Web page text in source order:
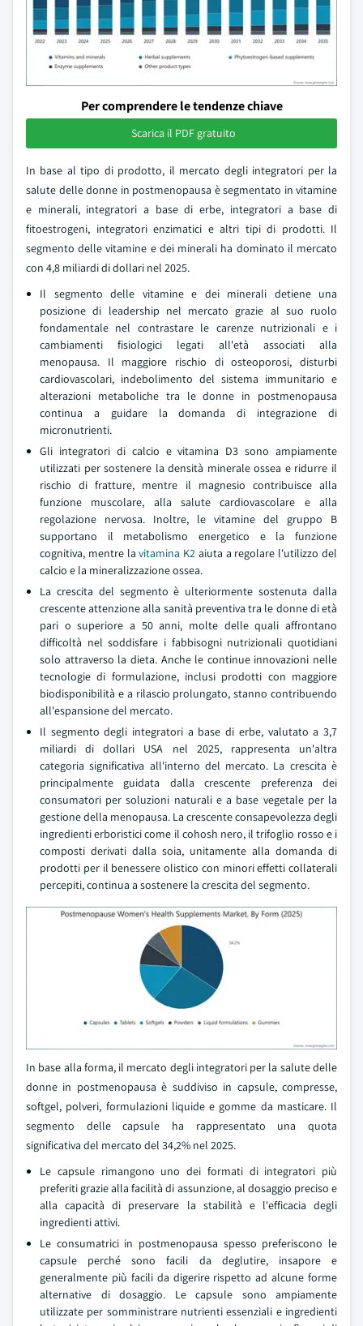
Per comprendere le tendenze chiave
Scarica il PDF gratuito
In base al tipo di prodotto, il mercato degli integratori per la
salute delle donne in postmenopausa è segmentato in vitamine
e minerali, integratori a base di erbe, integratori a base di
fitoestrogeni, integratori enzimatici e altri tipi di prodotti. Il
segmento delle vitamine e dei minerali ha dominato il mercato
con 4,8 miliardi di dollari nel 2025.
Il segmento delle vitamine e dei minerali detiene una
posizione di leadership nel mercato grazie al suo ruolo
fondamentale nel contrastare le carenze nutrizionali e i
cambiamenti fisiologici legati all'età associati alla
menopausa. Il maggiore rischio di osteoporosi, disturbi
cardiovascolari, indebolimento del sistema immunitario e
alterazioni metaboliche tra le donne in postmenopausa
continua a guidare la domanda di integrazione di
micronutrienti.
Gli integratori di calcio e vitamina D3 sono ampiamente
utilizzati per sostenere la densità minerale ossea e ridurre il
rischio di fratture, mentre il magnesio contribuisce alla
funzione muscolare, alla salute cardiovascolare e alla
regolazione nervosa. Inoltre, le vitamine del gruppo B
supportano il metabolismo energetico e la funzione
cognitiva, mentre lavitamina K2 aiuta a regolare l'utilizzo del
calcio e la mineralizzazione ossea.
La crescita del segmento è ulteriormente sostenuta dalla
crescente attenzione alla sanità preventiva tra le donne di età
pari o superiore a 50 anni, molte delle quali affrontano
difficoltà nel soddisfare i fabbisogni nutrizionali quotidiani
solo attraverso la dieta. Anche le continue innovazioni nelle
tecnologie di formulazione, inclusi prodotti con maggiore
biodisponibilità e a rilascio prolungato, stanno contribuendo
all'espansione del mercato.
Il segmento degli integratori a base di erbe, valutato a 3,7
miliardi di dollari USA nel 2025, rappresenta un'altra
categoria significativa all'interno del mercato. La crescita è
principalmente guidata dalla crescente preferenza dei
consumatori per soluzioni naturali e a base vegetale per la
gestione della menopausa. La crescente consapevolezza degli
ingredienti erboristici come il cohosh nero, il trifoglio rosso e i
composti derivati dalla soia, unitamente alla domanda di
prodotti per il benessere olistico con minori effetti collaterali
percepiti, continua a sostenere la crescita del segmento.
In base alla forma, il mercato degli integratori per la salute delle
donne in postmenopausa è suddiviso in capsule, compresse,
softgel, polveri, formulazioni liquide e gomme da masticare. Il
segmento delle capsule ha rappresentato una quota
significativa del mercato del 34,2% nel 2025.
Le capsule rimangono uno dei formati di integratori più
preferiti grazie alla facilità di assunzione, al dosaggio preciso e
alla capacità di preservare la stabilità e l'efficacia degli
ingredienti attivi.
Le consumatrici in postmenopausa spesso preferiscono le
capsule perché sono facili da deglutire, insapore e
generalmente più facili da digerire rispetto ad alcune forme
alternative di dosaggio. Le capsule sono ampiamente
utilizzate per somministrare nutrienti essenziali e ingredienti